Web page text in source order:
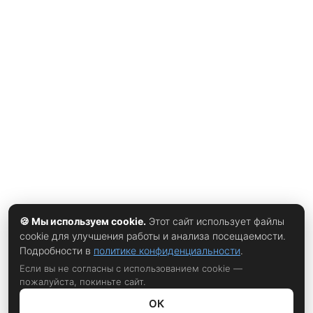
🍪 Мы используем cookie. Этот сайт использует файлы
cookie для улучшения работы и анализа посещаемости.
Подробности в политике конфиденциальности.
Если вы не согласны с использованием cookie —
пожалуйста, покиньте сайт.
ОК